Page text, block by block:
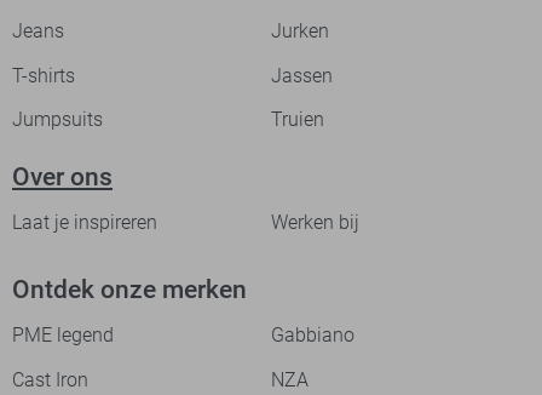
Jeans
Jurken
T-shirts
Jassen
Jumpsuits
Truien
Over ons
Laat je inspireren Werken bij
Ontdek onze merken
PME legend
Gabbiano
Cast Iron
NZA